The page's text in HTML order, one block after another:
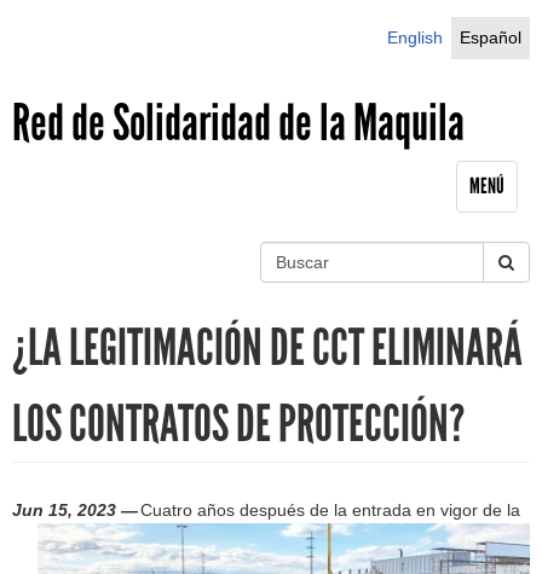
English
Español
Red de Solidaridad de la Maquila
MENÚ
¿LA LEGITIMACIÓN DE CCT ELIMINARÁ
LOS CONTRATOS DE PROTECCIÓN?
Jun 15, 2023 —Cuatro años después de la entrada en vigor de la
S
a
r
h
u